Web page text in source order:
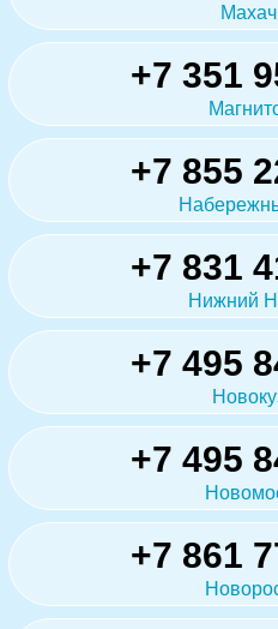
+7 351
+7 855
+7 831
Нижний
+7 495
+7 495
+7 861